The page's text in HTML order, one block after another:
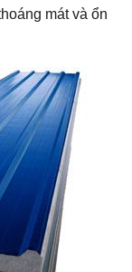
mát và ổn